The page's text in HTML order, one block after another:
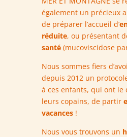
également un précieux
de préparer l’accueil d’
réduite, ou présentant
santé(mucoviscidose
Nous sommes fiers
depuis 2012 un
à ces enfants, qui ont le
leurs copains, de partir
vacances!
Nous vous trouvons un